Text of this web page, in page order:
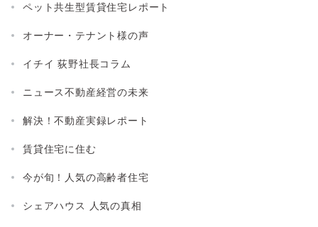
ペット共生型賃貸住宅レポート
オーナー・テナント様の声
イチイ 荻野社長コラム
ニュース不動産経営の未来
解決！不動産実録レポート
賃貸住宅に住む
今が旬！人気の高齢者住宅
シェアハウス 人気の真相